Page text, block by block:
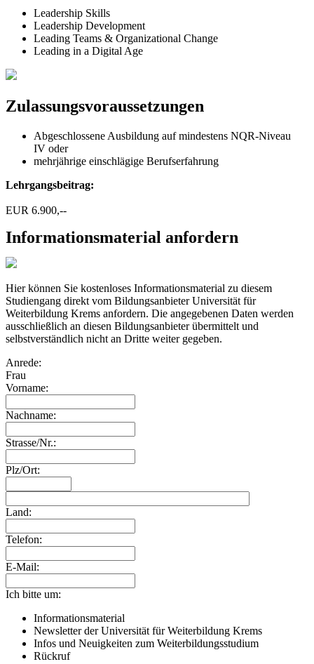
Leadership Skills
Leadership Development
Leading Teams & Organizational Change
Leading in a Digital Age
Zulassungsvoraussetzungen
Abgeschlossene Ausbildung auf mindestens NQR-Niveau
IV oder
mehrjährige einschlägige Berufserfahrung
Lehrgangsbeitrag:
EUR 6.900,--
Informationsmaterial anfordern
Hier können Sie kostenloses Informationsmaterial zu diesem
Studiengang direkt vom Bildungsanbieter Universität für
Weiterbildung Krems anfordern. Die angegebenen Daten werden
ausschließlich an diesen Bildungsanbieter übermittelt und
selbstverständlich nicht an Dritte weiter gegeben.
Anrede:
Frau
Vorname:
Nachname:
Strasse/Nr.:
Plz/Ort:
Land:
Telefon:
E-Mail:
Ich bitte um:
Informationsmaterial
Newsletter der Universität für Weiterbildung Krems
Infos und Neuigkeiten zum Weiterbildungsstudium
Rückruf